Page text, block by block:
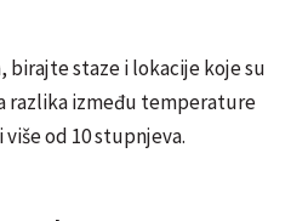
birajte staze i lokacije koje su
razlika između temperature
od 10 stupnjeva.